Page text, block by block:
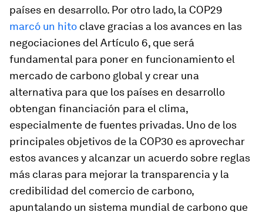
países en desarrollo. Por otro lado, la COP29
marcó un hito clave gracias a los avances en las
negociaciones del Artículo 6, que será
fundamental para poner en funcionamiento el
mercado de carbono global y crear una
alternativa para que los países en desarrollo
obtengan financiación para el clima,
especialmente de fuentes privadas. Uno de los
principales objetivos de la COP30 es aprovechar
estos avances y alcanzar un acuerdo sobre reglas
más claras para mejorar la transparencia y la
credibilidad del comercio de carbono,
apuntalando un sistema mundial de carbono que